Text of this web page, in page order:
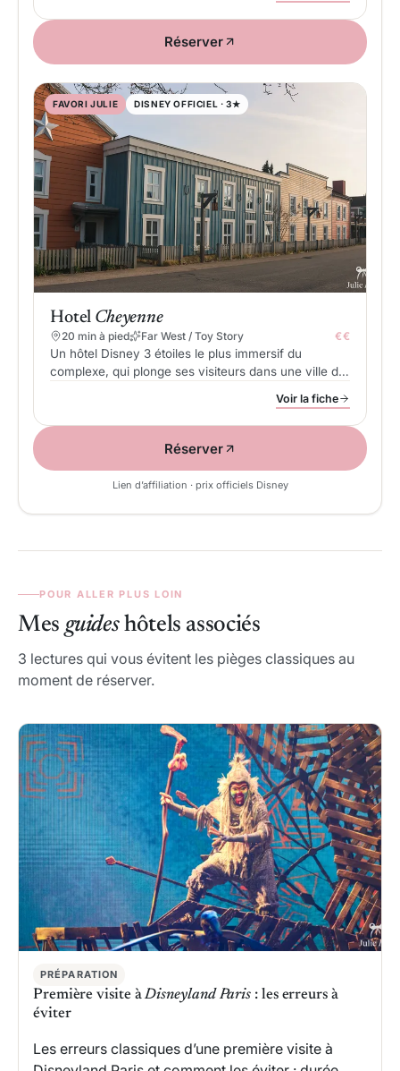
Réserver
FAVORI JULIE DISNEY OFFICIEL · 3★
Hotel Cheyenne
20 min à pied Far West / Toy Story €€
Un hôtel Disney 3 étoiles le plus immersif du
complexe, qui plonge ses visiteurs dans une ville de
décorées sur le thème Toy Story (Woody et Jessie).
Voir la fiche
Réserver
Lien d’affiliation · prix officiels Disney
POUR ALLER PLUS LOIN
Mes guideshôtels associés
3 lectures qui vous évitent les pièges classiques au
moment de réserver.
PRÉPARATION
Première visite àDisneyland Paris : les erreurs à
éviter
Les erreurs classiques d’une première visite à